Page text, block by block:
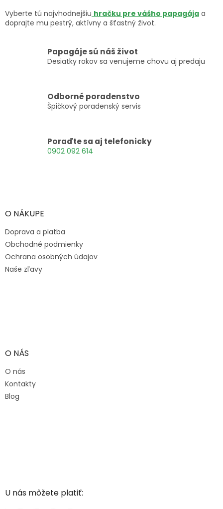
Vyberte tú najvhodnejšiu hračku pre vášho papagája a
doprajte mu pestrý, aktívny a šťastný život.
Papagáje sú náš život
Desiatky rokov sa venujeme chovu aj predaju
Odborné poradenstvo
Špičkový poradenský servis
Poraďte sa aj telefonicky
0902 092 614
ä
e
O NÁKUPE
Doprava a platba
Obchodné podmienky
Ochrana osobných údajov
Naše zľavy
O NÁS
O nás
Kontakty
Blog
U nás môžete platiť: